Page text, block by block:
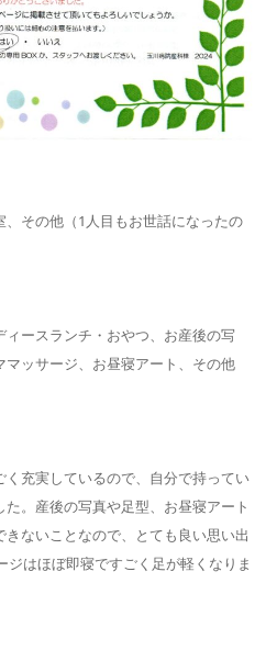
その他（1人目もお世話になったの
ースランチ・おやつ、お産後の写
ッサージ、お昼寝アート、その他
充実しているので、自分で持ってい
。産後の写真や足型、お昼寝アート
ないことなので、とても良い思い出
ジはほぼ即寝ですごく足が軽くなりま